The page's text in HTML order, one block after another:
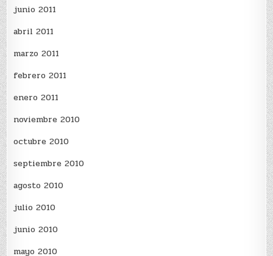
junio 2011
abril 2011
marzo 2011
febrero 2011
enero 2011
noviembre 2010
octubre 2010
septiembre 2010
agosto 2010
julio 2010
junio 2010
mayo 2010